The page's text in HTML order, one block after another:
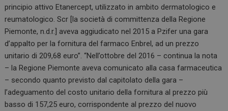
principio attivo Etanercept, utilizzato in ambito dermatologico e
reumatologico. Scr [la società di committenza della Regione
Piemonte, n.d.r.] aveva aggiudicato nel 2015 a Pzifer una gara
d’appalto per la fornitura del farmaco Enbrel, ad un prezzo
unitario di 209,68 euro”. “Nell’ottobre del 2016 – continua la nota
– la Regione Piemonte aveva comunicato alla casa farmaceutica
– secondo quanto previsto dal capitolato della gara –
l’adeguamento del costo unitario della fornitura al prezzo più
basso di 157,25 euro, corrispondente al prezzo del nuovo